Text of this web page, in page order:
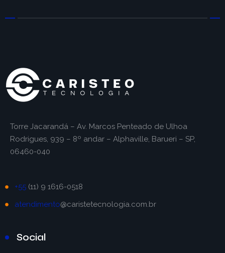
Torre Jacarandá – Av. Marcos Penteado de Ulhoa
Rodrigues, 939 – 8º andar – Alphaville, Barueri – SP,
06460-040
+55(11) 9 1616-0518
atendimento@caristetecnologia.com.br
Social